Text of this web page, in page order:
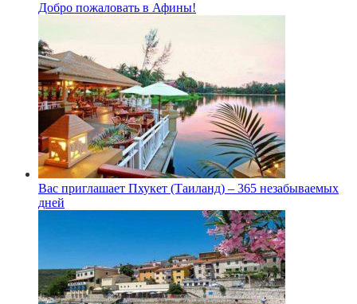
Добро пожаловать в Афины!
Вас приглашает Пхукет (Таиланд) – 365 незабываемых
дней